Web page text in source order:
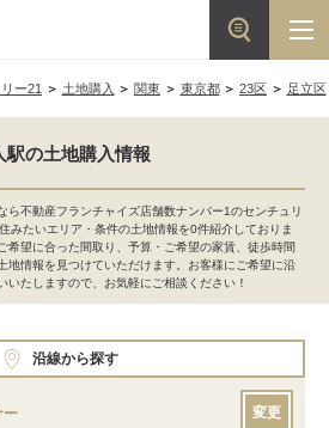
ー21 土地購入 関東 東京都 23区 足立区
駅の土地購入情報
ら不動産フランチャイズ店舗数ナンバー1のセンチュリ
みたいエリア・条件の土地情報を0件紹介しておりま
希望に合った間取り、予算・ご希望の家賃、徒歩時間
地情報を見つけていただけます。お客様にご希望に沿
いたしますので、お気軽にご相談ください！
沿線から探す
ー 変更